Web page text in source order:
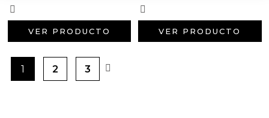
VER PRODUCTO VER PRODUCTO
1 2 3